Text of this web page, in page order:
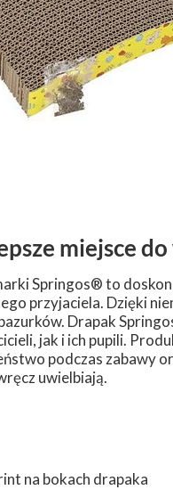
miejsce
Springos® to
przyjaciela. Dzięki
Drapak
jak i ich pupili.
podczas zabawy
uwielbiają.
na bokach drapaka